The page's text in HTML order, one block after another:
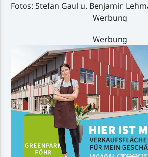
Fotos: Stefan Gaul u. Benjamin
Werbung
Werbung